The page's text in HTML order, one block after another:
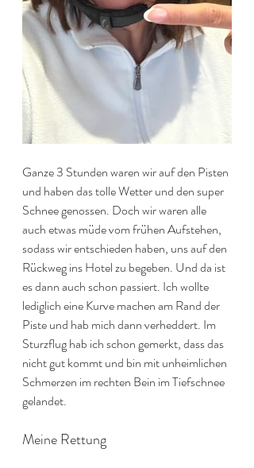
Ganze 3 Stunden waren wir auf den Pisten
und haben das tolle Wetter und den super
Schnee genossen. Doch wir waren alle
auch etwas müde vom frühen Aufstehen,
sodass wir entschieden haben, uns auf den
Rückweg ins Hotel zu begeben. Und da ist
es dann auch schon passiert. Ich wollte
lediglich eine Kurve machen am Rand der
Piste und hab mich dann verheddert. Im
Sturzflug hab ich schon gemerkt, dass das
nicht gut kommt und bin mit unheimlichen
Schmerzen im rechten Bein im Tiefschnee
gelandet.
Meine Rettung